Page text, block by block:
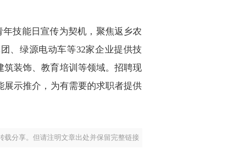
技能日宣传为契机，聚焦返乡农
、绿源电动车等32家企业提供技
筑装饰、教育培训等领域。招聘现
示推介，为有需要的求职者提供
分享。但请注明文章出处并保留完整链接